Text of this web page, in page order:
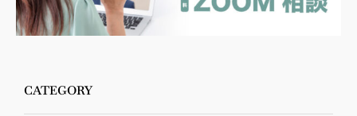
CATEGORY